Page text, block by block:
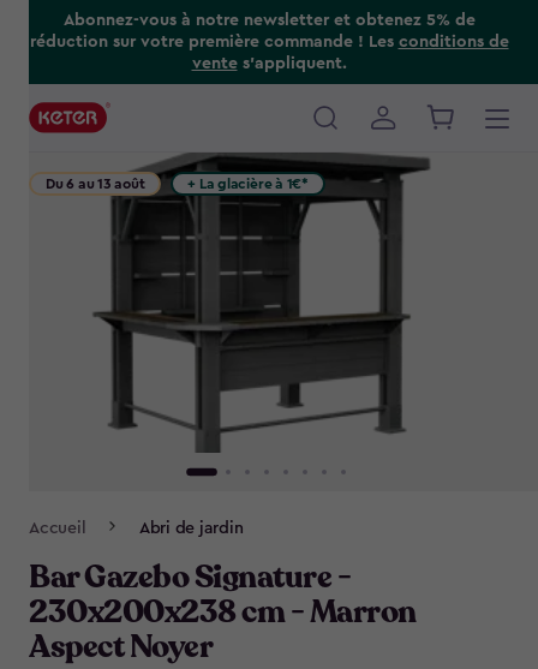
Abonnez-vous à notre newsletter et obtenez 5% de
réduction sur votre première commande ! Les conditions de
ventes’appliquent.
Main
Accueil Abri de jardin
Bar Gazebo Signature -
230x200x238 cm - Marron
Aspect Noyer
Du 6 au 13 août + La glacière à 1€*